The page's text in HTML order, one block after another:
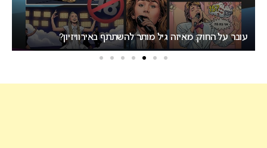
אירוויזיון 2027 בבולגריה: המחלוקת סביב העיר המארחת בנקודת
רתיחה